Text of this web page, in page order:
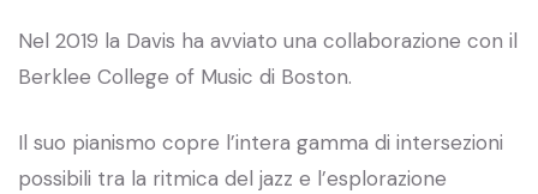
Nel 2019 la Davis ha avviato una collaborazione con il
Berklee College of Music di Boston.
Il suo pianismo copre l’intera gamma di intersezioni
possibili tra la ritmica del jazz e l’esplorazione